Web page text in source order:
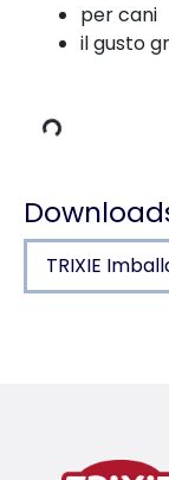
per cani
il gusto
TRIXIE